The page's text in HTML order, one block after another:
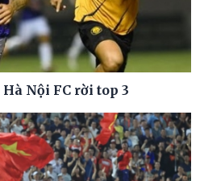
Nội FC rời top 3